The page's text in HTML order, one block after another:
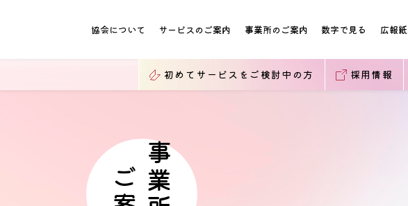
協会について サービスのご案内 事業所のご案内 数字で見る 広報紙
初めてサービスをご検討中の方 採用情報